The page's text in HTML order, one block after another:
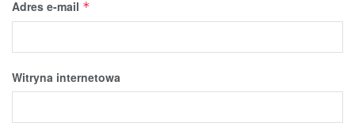
Adres e-mail *
Witryna internetowa